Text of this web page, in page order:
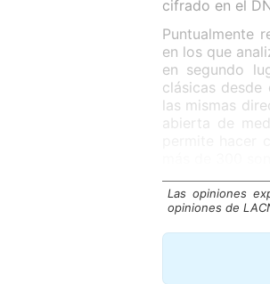
cifrado en el
Puntualmente
en los que
en segundo
clásicas desde
las mismas
abierta de
Las opiniones
opiniones de